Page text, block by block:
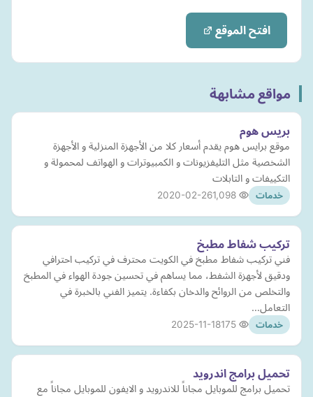
افتح الموقع
مواقع مشابهة
بريس هوم
موقع برايس هوم يقدم أسعار كلا من الأجهزة المنزلية و الأجهزة
الشخصية مثل التليفزيونات و الكمبيوترات و الهواتف لمحمولة و
التكييفات و التابلات
خدمات 2020-02-26
تركيب شفاط مطبخ
فني تركيب شفاط مطبخ في الكويت محترف في تركيب احترافي
ودقيق لأجهزة الشفط، مما يساهم في تحسين جودة الهواء في المطبخ
والتخلص من الروائح والدخان بكفاءة. يتميز الفني بالخبرة في
التعامل…
خدمات 2025-11-18
تحميل برامج اندرويد
تحميل برامج للموبايل مجاناً للاندرويد و الايفون للموبايل مجاناً مع